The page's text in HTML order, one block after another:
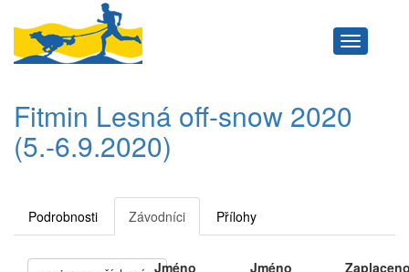
Navigace
Fitmin Lesná off-snow 2020
(5.-6.9.2020)
Podrobnosti Závodníci Přílohy
Jméno
Jméno